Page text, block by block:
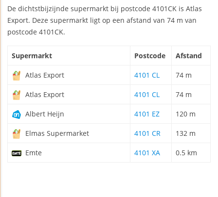
De dichtstbijzijnde supermarkt bij postcode 4101CK is Atlas
Export. Deze supermarkt ligt op een afstand van 74 m van
postcode 4101CK.
Supermarkt Postcode Afstand
Atlas Export 4101 CL 74 m
Atlas Export 4101 CL 74 m
Albert Heijn 4101 EZ 120 m
Elmas Supermarket 4101 CR 132 m
Emte 4101 XA 0.5 km